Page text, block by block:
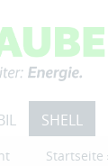
SHELL
Startseite